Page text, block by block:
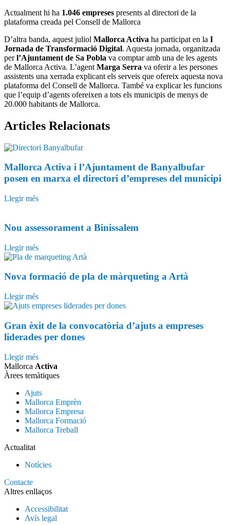
Actualment hi ha 1.046 empreses presents al directori de la
plataforma creada pel Consell de Mallorca
D’altra banda, aquest juliol Mallorca Activa ha participat en la I
Jornada de Transformació Digital. Aquesta jornada, organitzada
perl’Ajuntament de Sa Pobla va comptar amb una de les agents
de Mallorca Activa. L’agent Marga Serra va oferir a les persones
assistents una xerrada explicant els serveis que ofereix aquesta nova
plataforma del Consell de Mallorca. També va explicar les funcions
que l’equip d’agents ofereixen a tots els municipis de menys de
20.000 habitants de Mallorca.
Articles Relacionats
Mallorca Activa i l’Ajuntament de Banyalbufar
posen en marxa el directori d’empreses del municipi
Llegir més
Nou assessorament a Binissalem
Llegir més
Nova formació de pla de màrqueting a Artà
Llegir més
Gran èxit de la convocatòria d’ajuts a empreses
liderades per dones
Llegir més
Mallorca Activa
Àrees temàtiques
Ajuts
Mallorca Emprèn
Mallorca Empresa
Mallorca Formació
Mallorca Treball
Actualitat
Notícies
Contacte
Altres enllaços
Accessibilitat
Avís legal